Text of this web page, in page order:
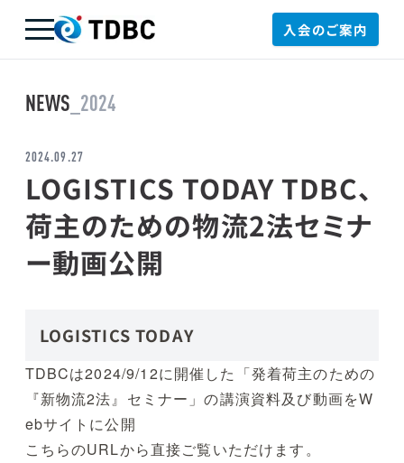
TDBC 入会のご案内
NEWS _2024
2024.09.27
LOGISTICS TODAY TDBC、
荷主のための物流2法セミナ
ー動画公開
LOGISTICS TODAY
TDBCは2024/9/12に開催した「発着荷主のための
『新物流2法』セミナー」の講演資料及び動画をW
ebサイトに公開
こちらのURLから直接ご覧いただけます。